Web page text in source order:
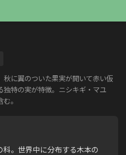
に翼のついた果実が開いて赤い仮
特の実が特徴。ニシキギ・マユ
。
。世界中に分布する木本の